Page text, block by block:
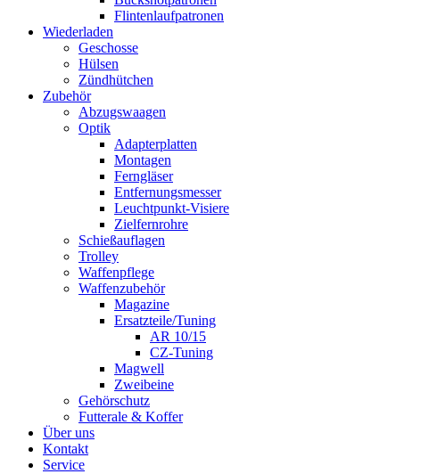
Flintenlaufpatronen
Wiederladen
Geschosse
Hülsen
Zündhütchen
Zubehör
Abzugswaagen
Optik
Adapterplatten
Montagen
Ferngläser
Entfernungsmesser
Leuchtpunkt-Visiere
Zielfernrohre
Schießauflagen
Trolley
Waffenpflege
Waffenzubehör
Magazine
Ersatzteile/Tuning
AR 10/15
CZ-Tuning
Magwell
Zweibeine
Gehörschutz
Futterale & Koffer
Über uns
Kontakt
Service